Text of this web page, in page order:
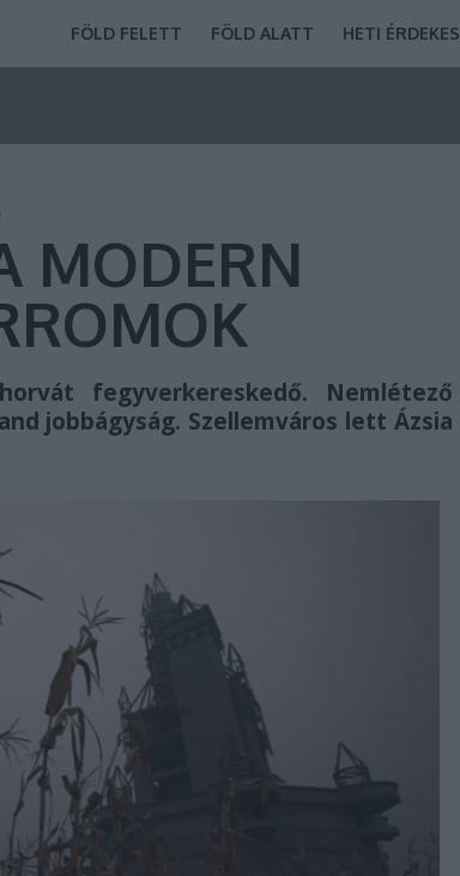
FÖLD FELETT FÖLD ALATT HETI ÉRDEKES
MODERN
fegyverkereskedő. Nemlétező
jobbágyság. Szellemváros lett Ázsia